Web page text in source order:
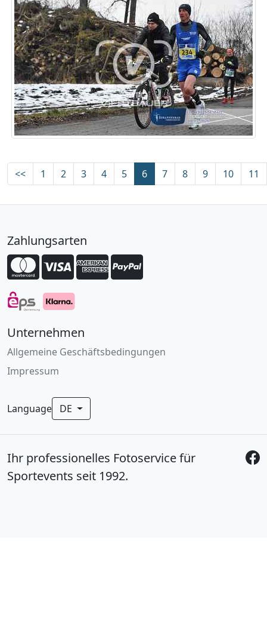
<< 1 2 3 4 5 6 7 8 9 10 11
Zahlungsarten
Unternehmen
Allgemeine Geschäftsbedingungen
Impressum
Language DE
Ihr professionelles Fotoservice für
Sportevents seit 1992.